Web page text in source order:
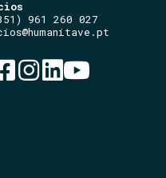
961 260 027